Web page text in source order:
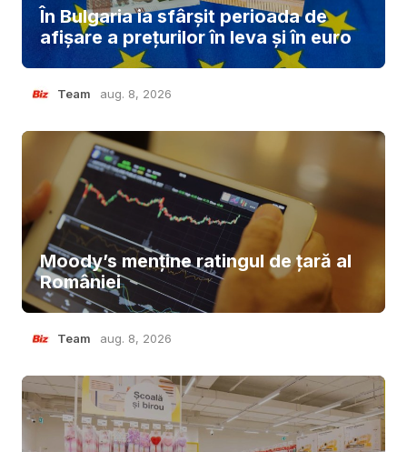
În Bulgaria ia sfârşit perioada de
afișare a prețurilor în ​​leva și în euro
Team aug. 8, 2026
Moody’s menține ratingul de țară al
României
Team aug. 8, 2026